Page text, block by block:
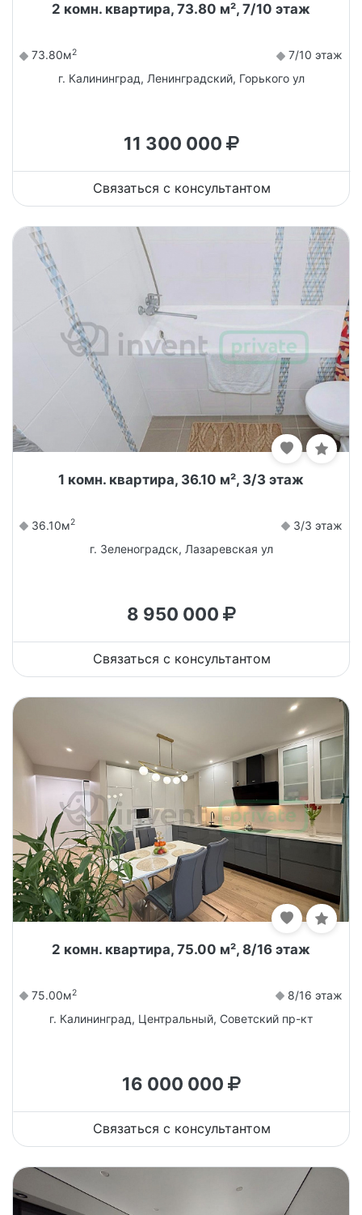
2 комн. квартира, 73.80 м², 7/10 этаж
73.80м2
7/10 этаж
г. Калининград, Ленинградский, Горького ул
11 300 000
Связаться с консультантом
1 комн. квартира, 36.10 м², 3/3 этаж
36.10м2
3/3 этаж
г. Зеленоградск, Лазаревская ул
8 950 000
Связаться с консультантом
2 комн. квартира, 75.00 м², 8/16 этаж
75.00м2
8/16 этаж
г. Калининград, Центральный, Советский пр-кт
16 000 000
Связаться с консультантом